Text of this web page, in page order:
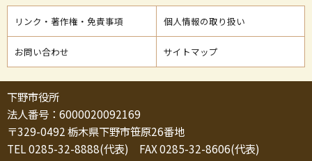
リンク・著作権・免責事項 個人情報の取り扱い
お問い合わせ サイトマップ
下野市役所
法人番号：6000020092169
〒329-0492 栃木県下野市笹原26番地
TEL 0285-32-8888(代表) FAX 0285-32-8606(代表)